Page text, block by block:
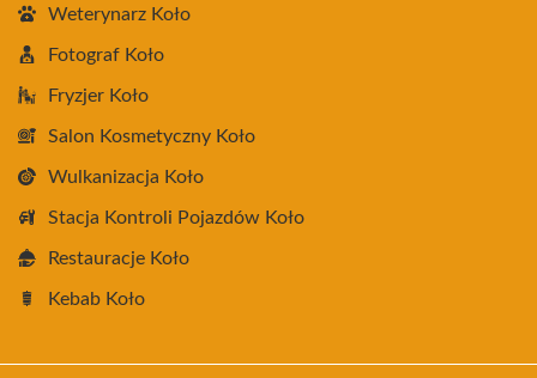
Weterynarz Koło
Fotograf Koło
Fryzjer Koło
Salon Kosmetyczny Koło
Wulkanizacja Koło
Stacja Kontroli Pojazdów Koło
Restauracje Koło
Kebab Koło